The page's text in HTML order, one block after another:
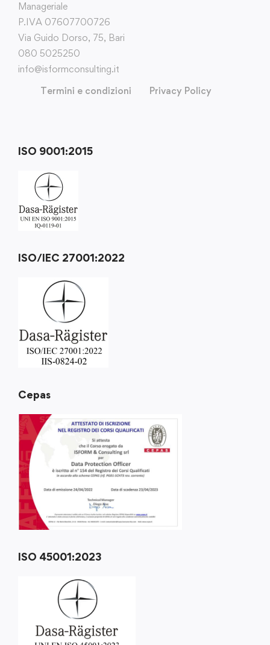
Manageriale
P.IVA 07607700726
Via Guido Dorso, 75, Bari
080 5025250
info@isformconsulting.it
Termini e condizioni
Privacy Policy
ISO 9001:2015
ISO/IEC 27001:2022
Cepas
ISO 45001:2023